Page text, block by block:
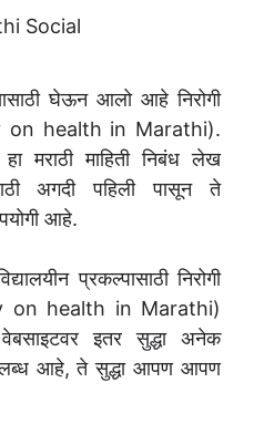
Social
घेऊन आलो आहे निरोगी
on health in Marathi).
हा मराठी माहिती निबंध लेख
अगदी पहिली पासून ते
आहे.
प्रकल्पासाठी निरोगी
on health in Marathi)
इतर सुद्धा अनेक
आहे, ते सुद्धा आपण आपण